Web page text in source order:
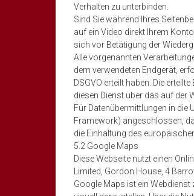
Verhalten zu unterbinden.
Sind Sie während Ihres
auf ein Video direkt Ihrem
sich vor Betätigung der
Alle vorgenannten
dem verwendeten Endgerät,
DSGVO erteilt haben. Die
diesen Dienst über das auf der
Für Datenübermittlungen in die
Framework) angeschlossen,
die Einhaltung des
5.2 Google Maps
Diese Webseite nutzt einen
Limited, Gordon House, 4
Google Maps ist ein